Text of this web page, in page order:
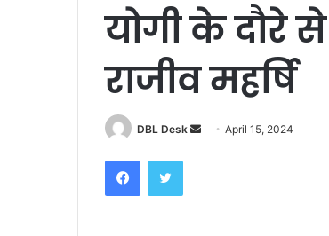
योगी के दौरे
राजीव महर्षि
DBL Desk
SendApril 15, 2024
FacebookTwitter